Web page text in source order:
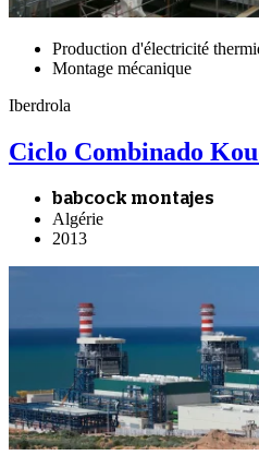
Production d'électricité
Montage mécanique
Iberdrola
Ciclo Combinado
babcock montajes
Algérie
2013